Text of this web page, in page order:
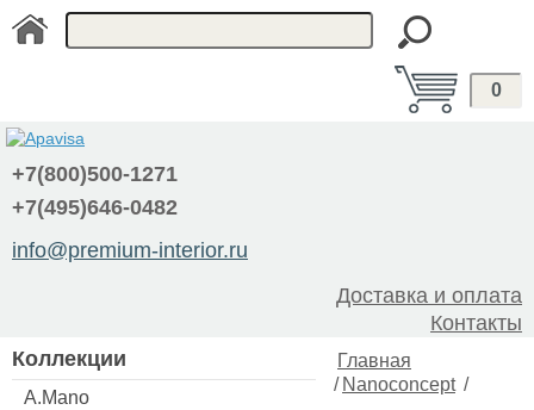
0
+7(800)500-1271
+7(495)646-0482
info@premium-interior.ru
Доставка и оплата
Контакты
Коллекции
A.Mano
Главная
/ Nanoconcept /